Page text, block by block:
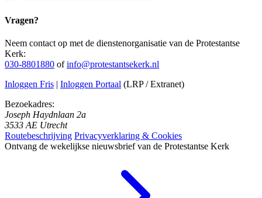
Vragen?
Neem contact op met de dienstenorganisatie van de Protestantse
Kerk:
030-8801880 ofinfo@protestantsekerk.nl
Inloggen Fris | Inloggen Portaal (LRP / Extranet)
Bezoekadres:
Joseph Haydnlaan 2a
3533 AE Utrecht
Routebeschrijving Privacyverklaring & Cookies
Ontvang de wekelijkse nieuwsbrief van de Protestantse Kerk